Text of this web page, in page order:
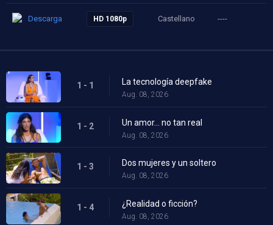
Descarga HD 1080p Castellano ----
1 - 1 La tecnología deepfake
Aug. 08, 2026
1 - 2 Un amor... no tan real
Aug. 08, 2026
1 - 3 Dos mujeres y un soltero
Aug. 08, 2026
1 - 4 ¿Realidad o ficción?
Aug. 08, 2026